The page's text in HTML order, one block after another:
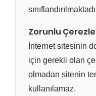
Zorunlu
İnternet sitesinin
için gerekli olan
olmadan sitenin
kullanılamaz.